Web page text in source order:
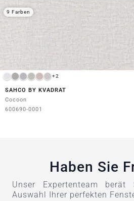
+2
SAHCO BY KVADRAT
Cocoon
600690-0001
9 Farben
Haben Sie
Unser Expertenteam
Auswahl Ihrer perfekten